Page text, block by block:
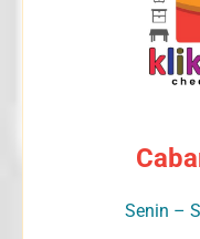
Senin –